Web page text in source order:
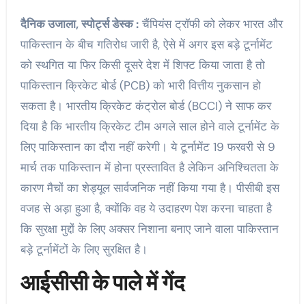
दैनिक उजाला, स्पोर्ट्स डेस्क :चैंपियंस ट्रॉफी को लेकर भारत और
पाकिस्तान के बीच गतिरोध जारी है, ऐसे में अगर इस बड़े टूर्नामेंट
को स्थगित या फिर किसी दूसरे देश में शिफ्ट किया जाता है तो
पाकिस्तान क्रिकेट बोर्ड (PCB) को भारी वित्तीय नुकसान हो
सकता है। भारतीय क्रिकेट कंट्रोल बोर्ड (BCCI) ने साफ कर
दिया है कि भारतीय क्रिकेट टीम अगले साल होने वाले टूर्नामेंट के
लिए पाकिस्तान का दौरा नहीं करेगी। ये टूर्नामेंट 19 फरवरी से 9
मार्च तक पाकिस्तान में होना प्रस्‍तावित है लेकिन अनिश्चितता के
कारण मैचों का शेड्यूल सार्वजनिक नहीं किया गया है। पीसीबी इस
वजह से अड़ा हुआ है, क्‍योंकि वह ये उदाहरण पेश करना चाहता है
कि सुरक्षा मुद्दों के लिए अक्सर निशाना बनाए जाने वाला पाकिस्तान
बड़े टूर्नामेंटों के लिए सुरक्षित है।
आईसीसी के पाले में गेंद